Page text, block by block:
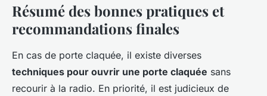
Résumé des bonnes pratiques et
recommandations finales
En cas de porte claquée, il existe diverses
techniques pour ouvrir une porte claquée sans
recourir à la radio. En priorité, il est judicieux de